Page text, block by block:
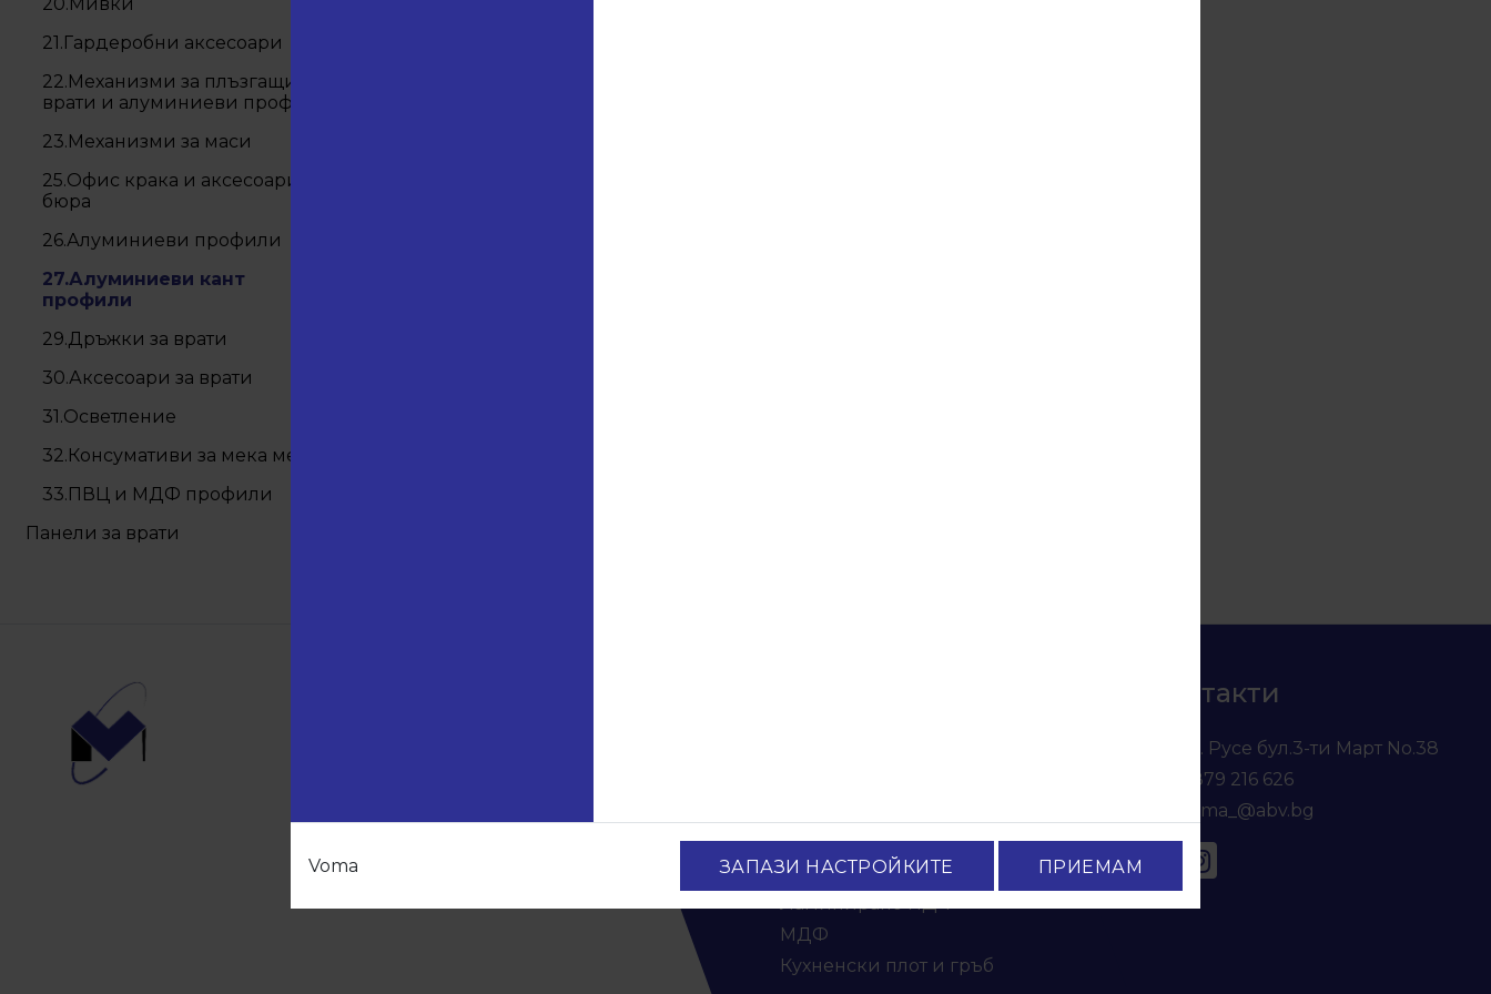
Voma ЗАПАЗИ НАСТРОЙКИТЕ ПРИЕМАМ
21.Гардеробни аксесоари
22.Механизми за плъзгащи
врати и алуминиеви профили
23.Механизми за маси
25.Офис крака и аксесоари за
бюра
26.Алуминиеви профили
27.Алуминиеви кант
профили
29.Дръжки за врати
30.Аксесоари за врати
31.Осветление
32.Консумативи за мека мебел
33.ПВЦ и МДФ профили
Панели за врати
Панели за врати
Евософт
Ламинирано ПДЧ
МДФ
Кухненски плот и гръб
Контакти
гр. Русе бул.3-ти Март No.38
0879 216 626
voma_@abv.bg